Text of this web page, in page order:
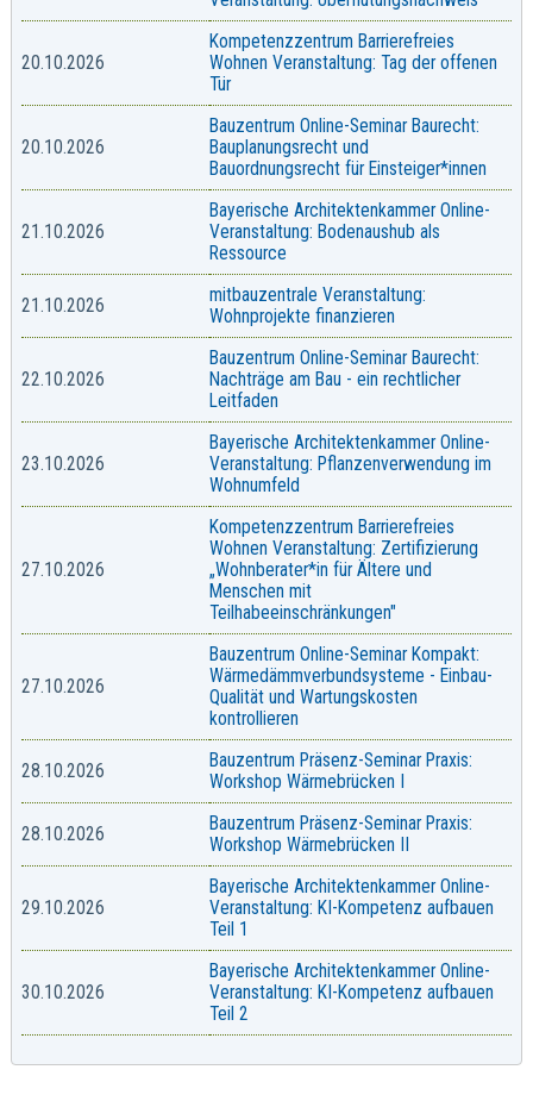
20.10.2026
Kompetenzzentrum Barrierefreies
Wohnen Veranstaltung: Tag der offenen
Tür
20.10.2026
Bauzentrum Online-Seminar Baurecht:
Bauplanungsrecht und
Bauordnungsrecht für Einsteiger*innen
21.10.2026
Bayerische Architektenkammer Online-
Veranstaltung: Bodenaushub als
Ressource
21.10.2026
mitbauzentrale Veranstaltung:
Wohnprojekte finanzieren
22.10.2026
Bauzentrum Online-Seminar Baurecht:
Nachträge am Bau - ein rechtlicher
Leitfaden
23.10.2026
Bayerische Architektenkammer Online-
Veranstaltung: Pflanzenverwendung im
Wohnumfeld
27.10.2026
Kompetenzzentrum Barrierefreies
Wohnen Veranstaltung: Zertifizierung
„Wohnberater*in für Ältere und
Menschen mit
Teilhabeeinschränkungen"
27.10.2026
Bauzentrum Online-Seminar Kompakt:
Wärmedämmverbundsysteme - Einbau-
Qualität und Wartungskosten
kontrollieren
28.10.2026
Bauzentrum Präsenz-Seminar Praxis:
Workshop Wärmebrücken I
28.10.2026
Bauzentrum Präsenz-Seminar Praxis:
Workshop Wärmebrücken II
29.10.2026
Bayerische Architektenkammer Online-
Veranstaltung: KI-Kompetenz aufbauen
Teil 1
30.10.2026
Bayerische Architektenkammer Online-
Veranstaltung: KI-Kompetenz aufbauen
Teil 2